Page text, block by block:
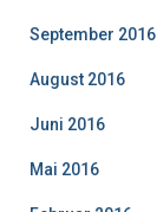
September 2016
August 2016
Juni 2016
Mai 2016